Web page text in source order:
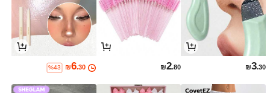
₪3.30
₪2.80
₪6.30
%43